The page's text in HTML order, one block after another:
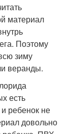
материал
Поэтому
зиму
веранды.
есть
ребенок не
довольно